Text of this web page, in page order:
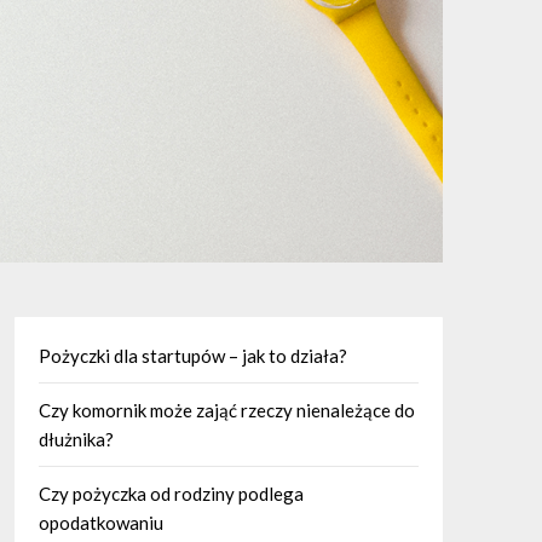
Pożyczki dla startupów – jak to działa?
Czy komornik może zająć rzeczy nienależące do
dłużnika?
Czy pożyczka od rodziny podlega
opodatkowaniu